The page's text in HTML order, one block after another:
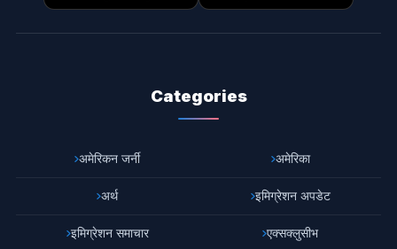
Categories
अमेरिकन जर्नी अमेरिका
अर्थ इमिग्रेशन अपडेट
इमिग्रेशन समाचार एक्सक्लुसीभ